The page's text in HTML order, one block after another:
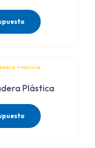
Plástica